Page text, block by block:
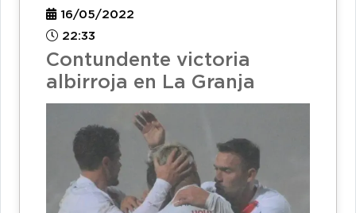
16/05/2022
22:33
Contundente victoria
albirroja en La Granja